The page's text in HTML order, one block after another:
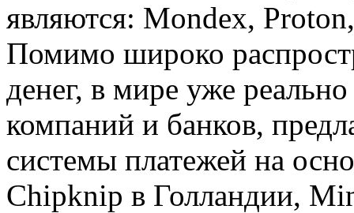
являются: Mondex,
Помимо широко
денег, в мире уже
компаний и банков,
системы платежей на
Chipknip в Голландии,